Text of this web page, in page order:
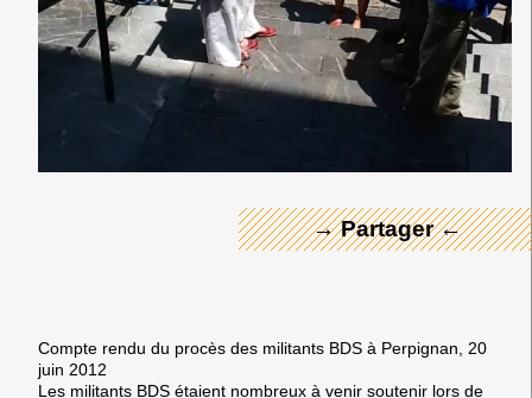
→ Partager ←
← Merci ! →
Compte rendu du procès des militants BDS à Perpignan, 20
juin 2012
Les militants BDS étaient nombreux à venir soutenir lors de